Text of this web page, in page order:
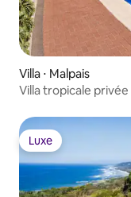
Villa ⋅ Malpais
Villa tropicale privée
Luxe
Luxe